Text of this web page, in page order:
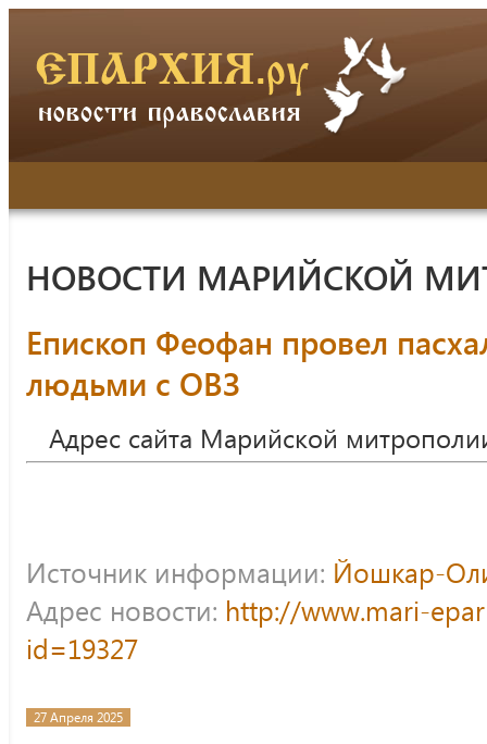
НОВОСТИ МАРИЙСКОЙ
Епископ Феофан провел
людьми с ОВЗ
Адрес сайта Марийской
Источник информации: Йошкар-
Адрес новости: http://www.mari-
id=19327
27 Апреля 2025